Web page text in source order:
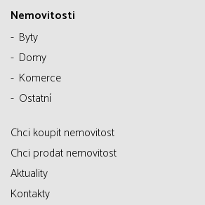
Nemovitosti
Byty
Domy
Komerce
Ostatní
Chci koupit nemovitost
Chci prodat nemovitost
Aktuality
Kontakty